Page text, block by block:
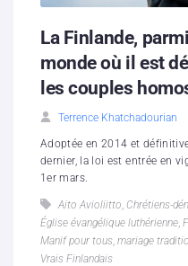
La Finlande,
monde où il est
les couples
Terrence Khatchadourian
Adoptée en 2014 et
dernier, la loi est entrée en
1er mars.
Aito Avioliitto, Chrétiens-
Église évangélique luthérienne,
Manif pour tous, mariage
Vrais Finlandais